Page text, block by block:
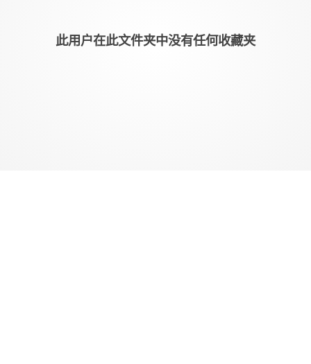
此用户在此文件夹中没有任何收藏夹